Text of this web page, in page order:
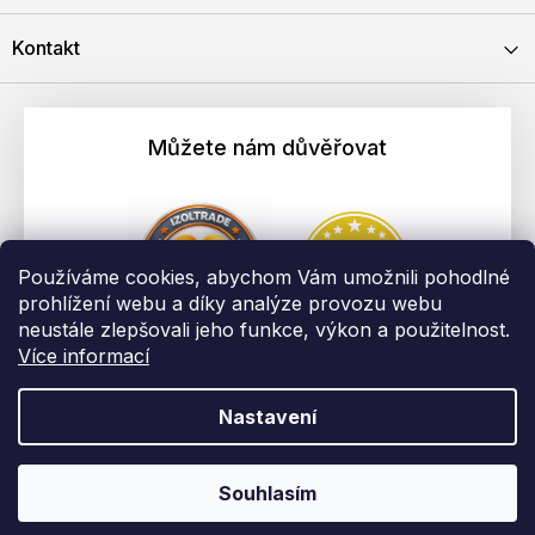
Používáme cookies, abychom Vám umožnili pohodlné
prohlížení webu a díky analýze provozu webu
neustále zlepšovali jeho funkce, výkon a použitelnost.
Více informací
Nastavení
Souhlasím
Kontakt
Můžete nám důvěřovat
Vytvořil Shoptet
vyhrazena.